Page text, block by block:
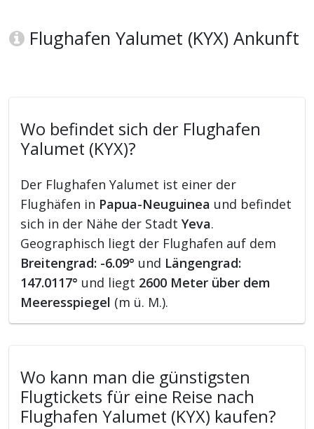
Flughafen Yalumet (KYX) Ankunft
Wo befindet sich der Flughafen
Yalumet (KYX)?
Der Flughafen Yalumet ist einer der
Flughäfen in Papua-Neuguinea und befindet
sich in der Nähe der StadtYeva.
Geographisch liegt der Flughafen auf dem
Breitengrad: -6.09° und Längengrad:
147.0117° und liegt 2600 Meter über dem
Meeresspiegel (m ü. M.).
Wo kann man die günstigsten
Flugtickets für eine Reise nach
Flughafen Yalumet (KYX) kaufen?